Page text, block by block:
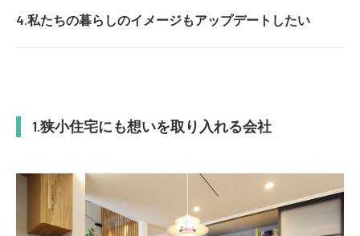
私たちの暮らしのイメージもアップデートしたい
狭小住宅にも想いを取り入れる会社